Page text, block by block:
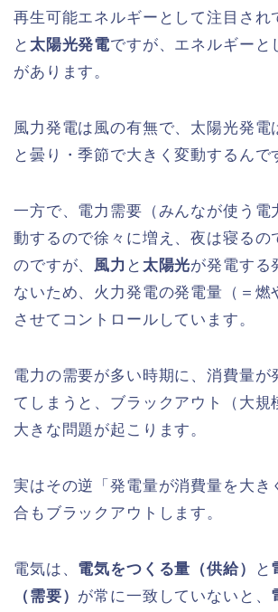
再生可能エネルギーとして注目され
と 太陽光発電ですが、エネルギーと
があります。
風力発電は風の有無で、太陽光発電
と曇り・季節で大きく変動するんで
一方で、電力需要（みんなが使う電
動するので徐々に増え、夜は寝るの
のですが、 風力 と 太陽光が発電する
ないため、火力発電の発電量（＝燃
させてコントロールしています。
電力の需要が多い時期に、消費量が
てしまうと、ブラックアウト（大規
大きな問題が起こります。
実はその逆「発電量が消費量を大き
合もブラックアウトします。
電気は、 電気をつくる量（供給） と
（需要） が常に一致していないと、